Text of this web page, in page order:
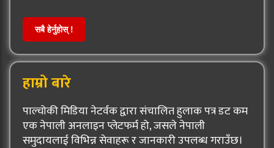
सबै हेर्नुहोस् !
हाम्रो बारे
पाल्चोकी मिडिया नेटर्वक द्वारा संचालित हुलाक पत्र डट कम
एक नेपाली अनलाइन प्लेटफर्म हो, जसले नेपाली
समुदायलाई विभिन्न सेवाहरू र जानकारी उपलब्ध गराउँछ।